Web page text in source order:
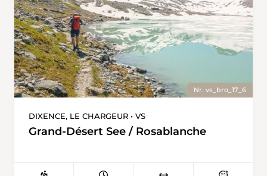
weitgehend präsent und angeblich sogar
schwer zu übersehen. Kinder, die Glück haben,
können sich auch an der Seilrutsche des
Staudamms vergnügen, bevor sie wieder in die
Ebene hinabsteigen. Ohne die Seilbahn zu
benutzen, rechnen Sie mit 2:50 Stunden bis
zur Hütte und 1:20 Stunden von dort aus.Nr. vs_bro_17_6
DIXENCE, LE CHARGEUR • VS
Grand-Désert See / Rosablanche